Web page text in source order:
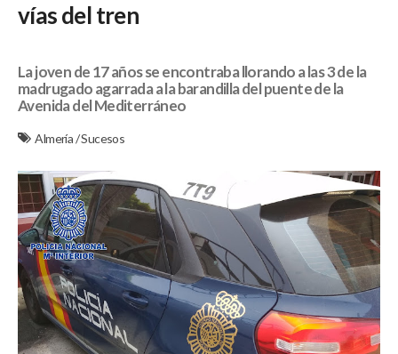
vías del tren
La joven de 17 años se encontraba llorando a las 3 de la
madrugado agarrada a la barandilla del puente de la
Avenida del Mediterráneo
Almería/Sucesos